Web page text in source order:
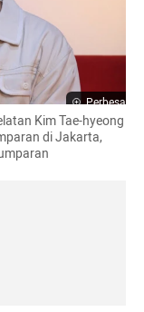
Perbesar
Kim Tae-hyeong
di Jakarta,